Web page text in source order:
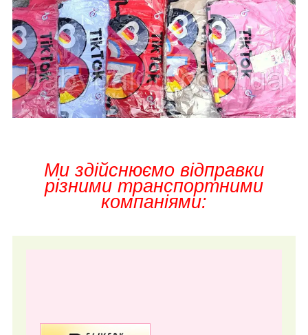
Ми здійснюємо відправки
різними транспортними
компаніями: